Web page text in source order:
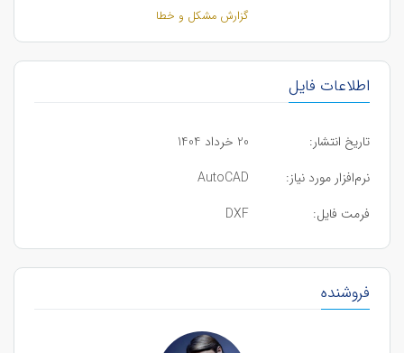
گزارش مشکل و خطا
اطلاعات فایل
تاریخ انتشار:
20 خرداد 1404
نرم‌افزار مورد نیاز:
AutoCAD
فرمت فایل:
DXF
فروشنده